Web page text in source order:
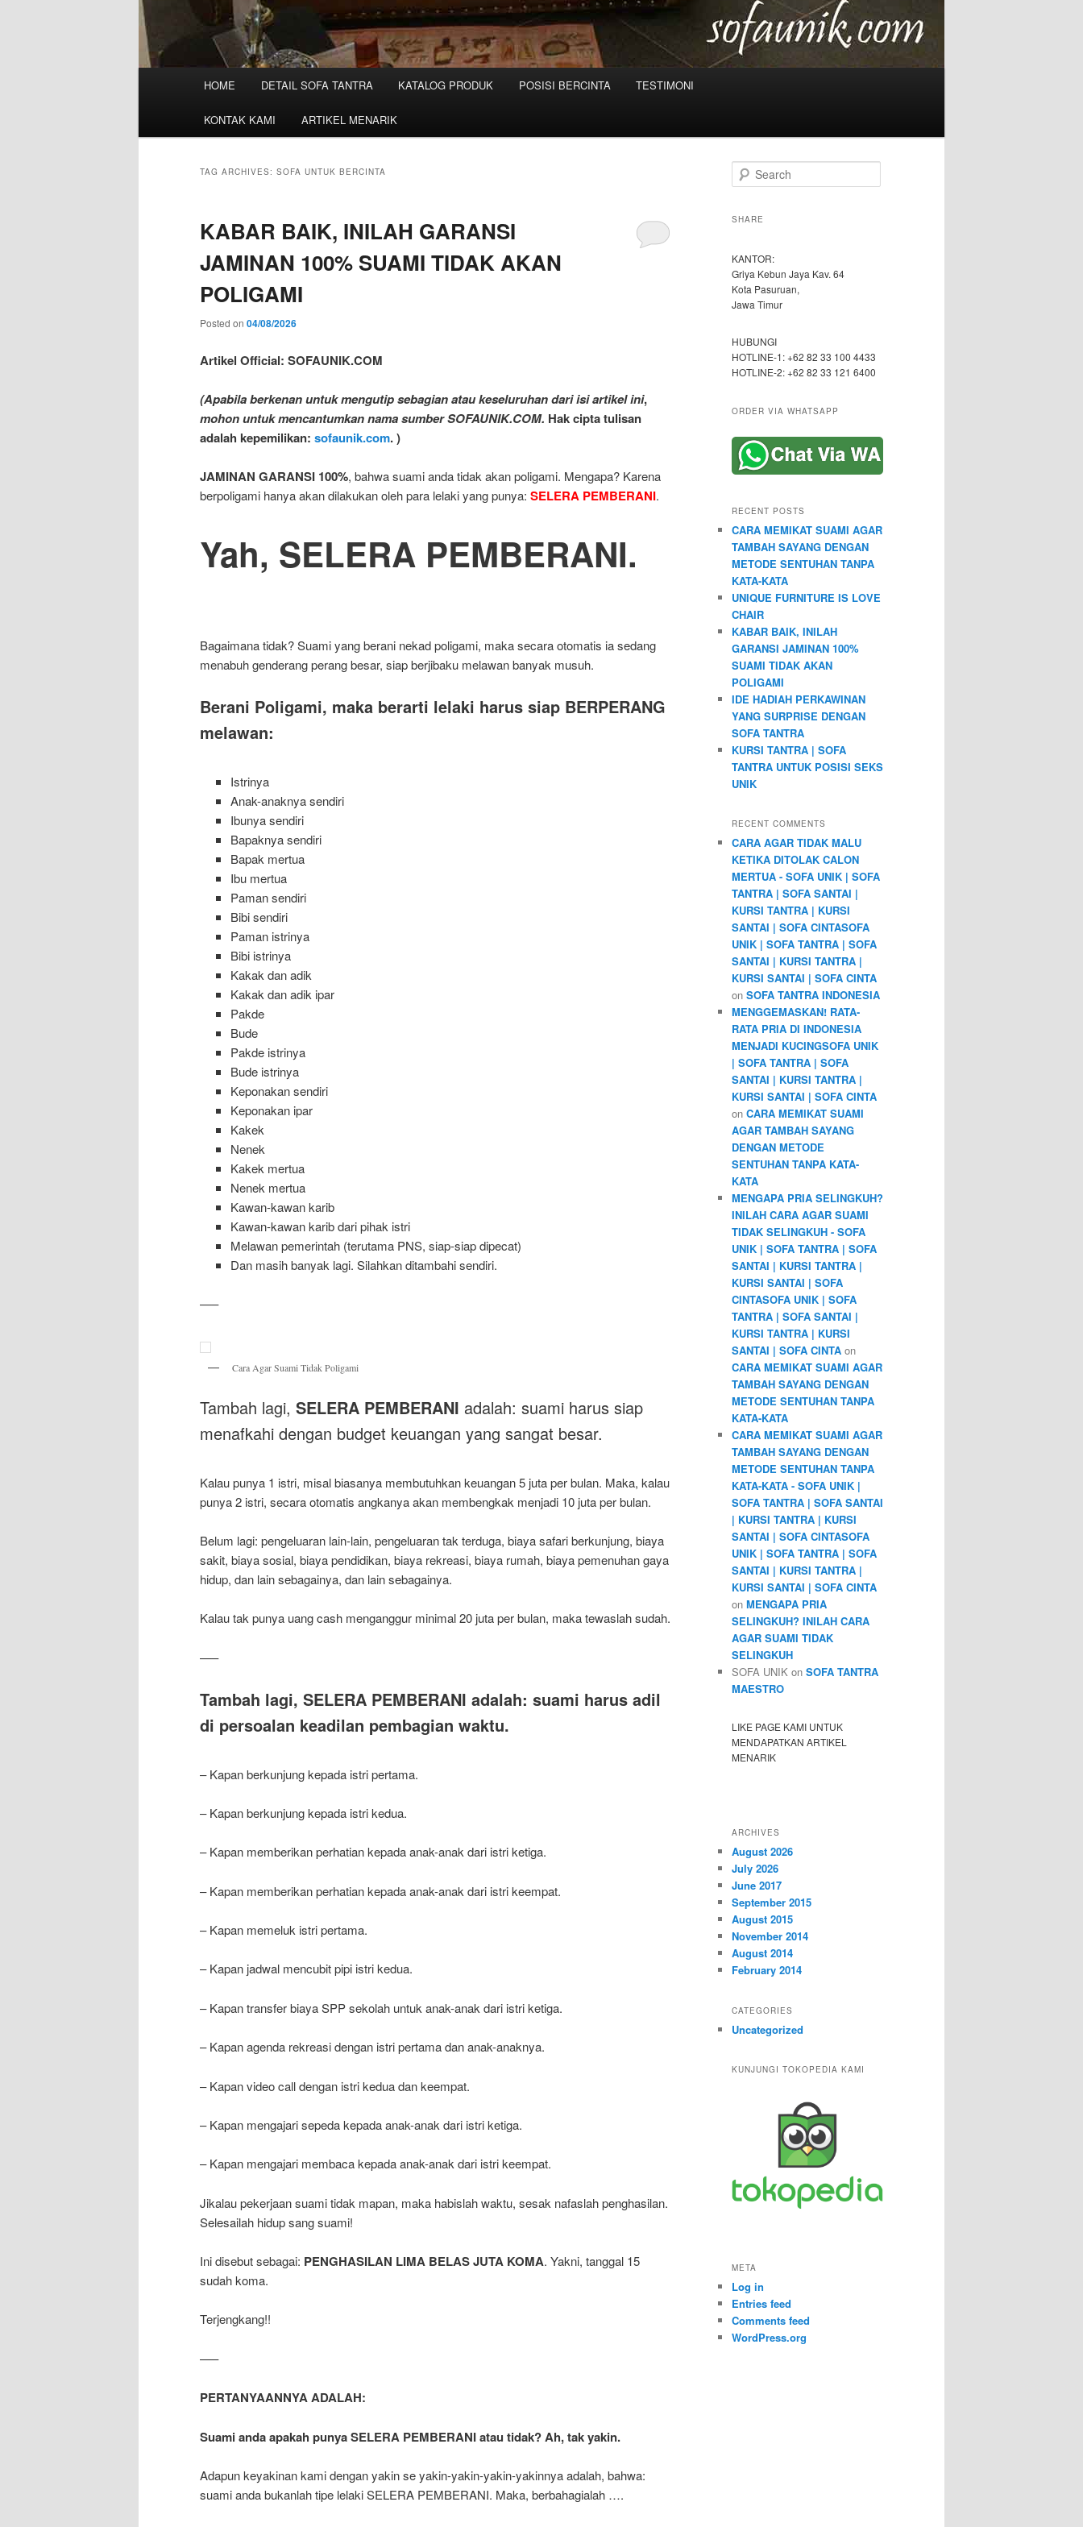
n
HOME DETAIL SOFA TANTRA KATALOG PRODUK POSISI BERCINTA TESTIMONI
KONTAK KAMI ARTIKEL MENARIK
TAG ARCHIVES: SOFA UNTUK BERCINTA
KABAR BAIK, INILAH GARANSI
JAMINAN 100% SUAMI TIDAK AKAN
POLIGAMI
Posted on 04/08/2026
Artikel Official: SOFAUNIK.COM
(Apabila berkenan untuk mengutip sebagian atau keseluruhan dari isi artikel ini,
mohon untuk mencantumkan nama sumber SOFAUNIK.COM. Hak cipta tulisan
adalah kepemilikan: sofaunik.com.)
JAMINAN GARANSI 100%, bahwa suami anda tidak akan poligami. Mengapa? Karena
berpoligami hanya akan dilakukan oleh para lelaki yang punya: SELERA PEMBERANI.
Yah, SELERA PEMBERANI.
Bagaimana tidak? Suami yang berani nekad poligami, maka secara otomatis ia sedang
menabuh genderang perang besar, siap berjibaku melawan banyak musuh.
Berani Poligami, maka berarti lelaki harus siap BERPERANG
melawan:
Istrinya
Anak-anaknya sendiri
Ibunya sendiri
Bapaknya sendiri
Bapak mertua
Ibu mertua
Paman sendiri
Bibi sendiri
Paman istrinya
Bibi istrinya
Kakak dan adik
Kakak dan adik ipar
Pakde
Bude
Pakde istrinya
Bude istrinya
Keponakan sendiri
Keponakan ipar
Kakek
Nenek
Kakek mertua
Nenek mertua
Kawan-kawan karib
Kawan-kawan karib dari pihak istri
Melawan pemerintah (terutama PNS, siap-siap dipecat)
Dan masih banyak lagi. Silahkan ditambahi sendiri.
—–
Cara Agar Suami Tidak Poligami
Tambah lagi, SELERA PEMBERANI adalah: suami harus siap
menafkahi dengan budget keuangan yang sangat besar.
Kalau punya 1 istri, misal biasanya membutuhkan keuangan 5 juta per bulan. Maka, kalau
punya 2 istri, secara otomatis angkanya akan membengkak menjadi 10 juta per bulan.
Belum lagi: pengeluaran lain-lain, pengeluaran tak terduga, biaya safari berkunjung, biaya
sakit, biaya sosial, biaya pendidikan, biaya rekreasi, biaya rumah, biaya pemenuhan gaya
hidup, dan lain sebagainya, dan lain sebagainya.
Kalau tak punya uang cash menganggur minimal 20 juta per bulan, maka tewaslah sudah.
—–
Tambah lagi, SELERA PEMBERANI adalah: suami harus adil
di persoalan keadilan pembagian waktu.
– Kapan berkunjung kepada istri pertama.
– Kapan berkunjung kepada istri kedua.
– Kapan memberikan perhatian kepada anak-anak dari istri ketiga.
– Kapan memberikan perhatian kepada anak-anak dari istri keempat.
– Kapan memeluk istri pertama.
– Kapan jadwal mencubit pipi istri kedua.
– Kapan transfer biaya SPP sekolah untuk anak-anak dari istri ketiga.
– Kapan agenda rekreasi dengan istri pertama dan anak-anaknya.
– Kapan video call dengan istri kedua dan keempat.
– Kapan mengajari sepeda kepada anak-anak dari istri ketiga.
– Kapan mengajari membaca kepada anak-anak dari istri keempat.
Jikalau pekerjaan suami tidak mapan, maka habislah waktu, sesak nafaslah penghasilan.
Selesailah hidup sang suami!
Ini disebut sebagai: PENGHASILAN LIMA BELAS JUTA KOMA. Yakni, tanggal 15
sudah koma.
Terjengkang!!
—–
PERTANYAANNYA ADALAH:
Suami anda apakah punya SELERA PEMBERANI atau tidak? Ah, tak yakin.
Adapun keyakinan kami dengan yakin se yakin-yakin-yakin-yakinnya adalah, bahwa:
suami anda bukanlah tipe lelaki SELERA PEMBERANI. Maka, berbahagialah ….
e
rSHARE
KANTOR:
Griya Kebun Jaya Kav. 64
Kota Pasuruan,
Jawa Timur
HUBUNGI
HOTLINE-1: +62 82 33 100 4433
HOTLINE-2: +62 82 33 121 6400
ORDER VIA WHATSAPP
RECENT POSTS
CARA MEMIKAT SUAMI AGAR
TAMBAH SAYANG DENGAN
METODE SENTUHAN TANPA
KATA-KATA
UNIQUE FURNITURE IS LOVE
CHAIR
KABAR BAIK, INILAH
GARANSI JAMINAN 100%
SUAMI TIDAK AKAN
POLIGAMI
IDE HADIAH PERKAWINAN
YANG SURPRISE DENGAN
SOFA TANTRA
KURSI TANTRA | SOFA
TANTRA UNTUK POSISI SEKS
UNIK
RECENT COMMENTS
CARA AGAR TIDAK MALU
KETIKA DITOLAK CALON
MERTUA - SOFA UNIK | SOFA
TANTRA | SOFA SANTAI |
KURSI TANTRA | KURSI
SANTAI | SOFA CINTASOFA
UNIK | SOFA TANTRA | SOFA
SANTAI | KURSI TANTRA |
KURSI SANTAI | SOFA CINTA
on SOFA TANTRA INDONESIA
MENGGEMASKAN! RATA-
RATA PRIA DI INDONESIA
MENJADI KUCINGSOFA UNIK
| SOFA TANTRA | SOFA
SANTAI | KURSI TANTRA |
KURSI SANTAI | SOFA CINTA
on CARA MEMIKAT SUAMI
AGAR TAMBAH SAYANG
DENGAN METODE
SENTUHAN TANPA KATA-
KATA
MENGAPA PRIA SELINGKUH?
INILAH CARA AGAR SUAMI
TIDAK SELINGKUH - SOFA
UNIK | SOFA TANTRA | SOFA
SANTAI | KURSI TANTRA |
KURSI SANTAI | SOFA
CINTASOFA UNIK | SOFA
TANTRA | SOFA SANTAI |
KURSI TANTRA | KURSI
SANTAI | SOFA CINTA on
CARA MEMIKAT SUAMI AGAR
TAMBAH SAYANG DENGAN
METODE SENTUHAN TANPA
KATA-KATA
CARA MEMIKAT SUAMI AGAR
TAMBAH SAYANG DENGAN
METODE SENTUHAN TANPA
KATA-KATA - SOFA UNIK |
SOFA TANTRA | SOFA SANTAI
| KURSI TANTRA | KURSI
SANTAI | SOFA CINTASOFA
UNIK | SOFA TANTRA | SOFA
SANTAI | KURSI TANTRA |
KURSI SANTAI | SOFA CINTA
on MENGAPA PRIA
SELINGKUH? INILAH CARA
AGAR SUAMI TIDAK
SELINGKUH
SOFA UNIK on SOFA TANTRA
MAESTRO
LIKE PAGE KAMI UNTUK
MENDAPATKAN ARTIKEL
MENARIK
ARCHIVES
August 2026
July 2026
June 2017
September 2015
August 2015
November 2014
August 2014
February 2014
CATEGORIES
Uncategorized
KUNJUNGI TOKOPEDIA KAMI
META
Log in
Entries feed
Comments feed
WordPress.org